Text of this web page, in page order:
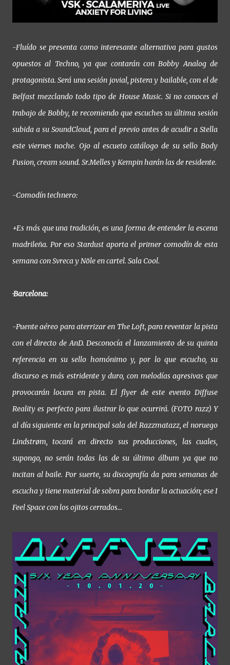
-Fluído se presenta como interesante alternativa para gustos
opuestos al Techno, ya que contarán con Bobby Analog de
protagonista. Será una sesión jovial, pistera y bailable, con el de
Belfast mezclando todo tipo de House Music. Si no conoces el
trabajo de Bobby, te recomiendo que escuches su última sesión
subida a su SoundCloud, para el previo antes de acudir a Stella
este viernes noche. Ojo al escueto catálogo de su sello Body
Fusion, cream sound. Sr.Melles y Kempin harán las de residente.
-Comodín technero:
+Es más que una tradición, es una forma de entender la escena
madrileña. Por eso Stardust aporta el primer comodín de esta
semana con Svreca y Nöle en cartel. Sala Cool.
·Barcelona:
-Puente aéreo para aterrizar en The Loft, para reventar la pista
con el directo de AnD. Desconocía el lanzamiento de su quinta
referencia en su sello homónimo y, por lo que escucho, su
discurso es más estridente y duro, con melodías agresivas que
provocarán locura en pista. El flyer de este evento Diffuse
Reality es perfecto para ilustrar lo que ocurrirá. (FOTO razz) Y
al día siguiente en la principal sala del Razzmatazz, el noruego
Lindstrøm, tocará en directo sus producciones, las cuales,
supongo, no serán todas las de su último álbum ya que no
incitan al baile. Por suerte, su discografía da para semanas de
escucha y tiene material de sobra para bordar la actuación; ese I
Feel Space con los ojitos cerrados…